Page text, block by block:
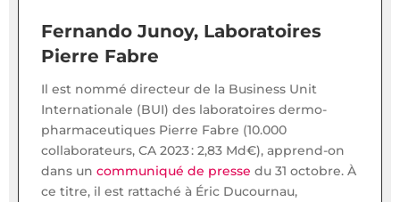
Fernando Junoy, Laboratoires
Pierre Fabre
Il est nommé directeur de la Business Unit
Internationale (BUI) des laboratoires dermo-
pharmaceutiques Pierre Fabre (10.000
collaborateurs, CA 2023 : 2,83 Md€), apprend-on
dans un communiqué de presse du 31 octobre. À
ce titre, il est rattaché à Éric Ducournau,